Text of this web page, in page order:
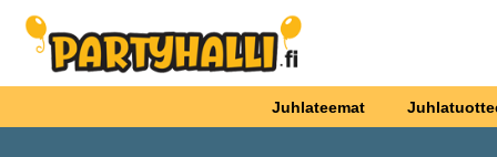
Ostoskori laajennettu Partyhallen AB
Juhlateemat